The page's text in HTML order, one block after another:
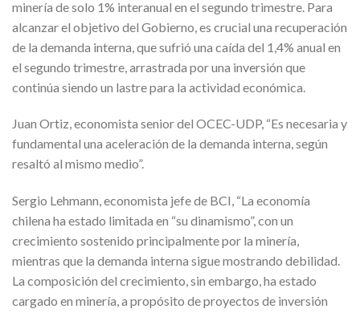
minería de solo 1% interanual en el segundo trimestre. Para
alcanzar el objetivo del Gobierno, es crucial una recuperación
de la demanda interna, que sufrió una caída del 1,4% anual en
el segundo trimestre, arrastrada por una inversión que
continúa siendo un lastre para la actividad económica.
Juan Ortiz, economista senior del OCEC-UDP, “Es necesaria y
fundamental una aceleración de la demanda interna, según
resaltó al mismo medio”.
Sergio Lehmann, economista jefe de BCI, “La economía
chilena ha estado limitada en “su dinamismo”, con un
crecimiento sostenido principalmente por la minería,
mientras que la demanda interna sigue mostrando debilidad.
La composición del crecimiento, sin embargo, ha estado
cargado en minería, a propósito de proyectos de inversión